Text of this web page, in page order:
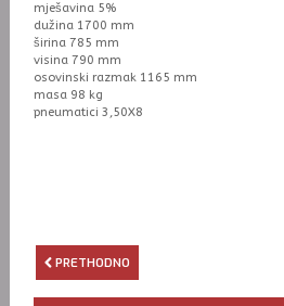
mješavina 5%
dužina 1700 mm
širina 785 mm
visina 790 mm
osovinski razmak 1165 mm
masa 98 kg
pneumatici 3,50X8
PRETHODNO